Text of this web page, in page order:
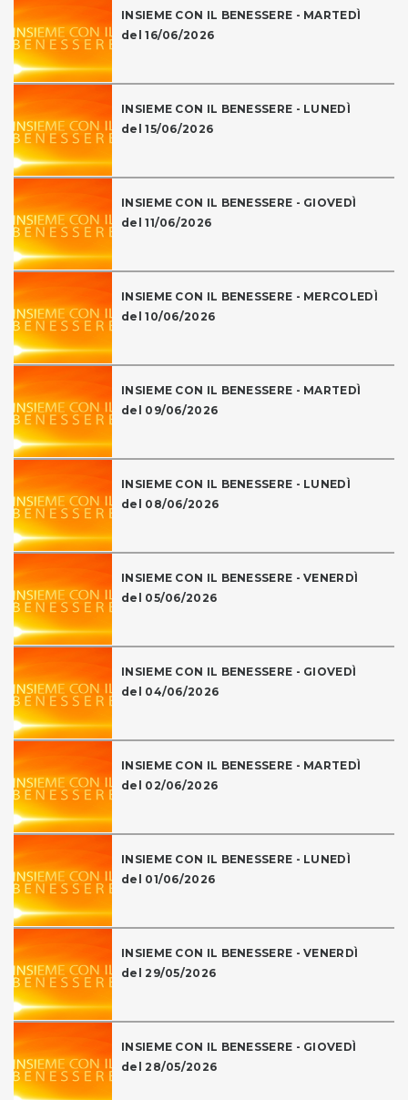
INSIEME CON IL BENESSERE - MARTEDÌ
del 16/06/2026
INSIEME CON IL BENESSERE - LUNEDÌ
del 15/06/2026
INSIEME CON IL BENESSERE - GIOVEDÌ
del 11/06/2026
INSIEME CON IL BENESSERE - MERCOLEDÌ
del 10/06/2026
INSIEME CON IL BENESSERE - MARTEDÌ
del 09/06/2026
INSIEME CON IL BENESSERE - LUNEDÌ
del 08/06/2026
INSIEME CON IL BENESSERE - VENERDÌ
del 05/06/2026
INSIEME CON IL BENESSERE - GIOVEDÌ
del 04/06/2026
INSIEME CON IL BENESSERE - MARTEDÌ
del 02/06/2026
INSIEME CON IL BENESSERE - LUNEDÌ
del 01/06/2026
INSIEME CON IL BENESSERE - VENERDÌ
del 29/05/2026
INSIEME CON IL BENESSERE - GIOVEDÌ
del 28/05/2026